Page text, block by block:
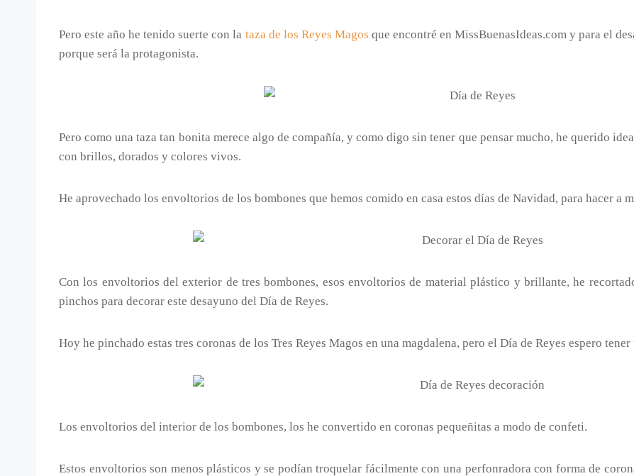
Pero este año he tenido suerte con la taza de los Reyes Magos que encontré en MissBuenasIdeas.com y para el
porque será la protagonista.
Pero como una taza tan bonita merece algo de compañía, y como digo sin tener que pensar mucho, he querido
con brillos, dorados y colores vivos.
He aprovechado los envoltorios de los bombones que hemos comido en casa estos días de Navidad, para hacer a
Con los envoltorios del exterior de tres bombones, esos envoltorios de material plástico y brillante, he
pinchos para decorar este desayuno del Día de Reyes.
Hoy he pinchado estas tres coronas de los Tres Reyes Magos en una magdalena, pero el Día de Reyes espero
Los envoltorios del interior de los bombones, los he convertido en coronas pequeñitas a modo de confeti.
Estos envoltorios son menos plásticos y se podían troquelar fácilmente con una perfonradora con forma de